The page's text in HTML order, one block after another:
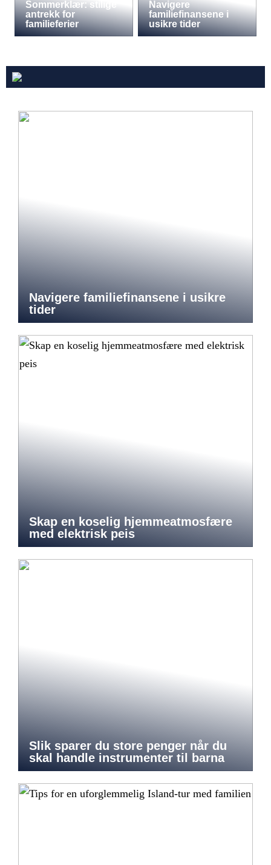
Sommerklær: stilige
antrekk for
familieferier
Navigere
familiefinansene i
usikre tider
Navigere familiefinansene i usikre
tider
Skap en koselig hjemmeatmosfære
med elektrisk peis
Slik sparer du store penger når du
skal handle instrumenter til barna